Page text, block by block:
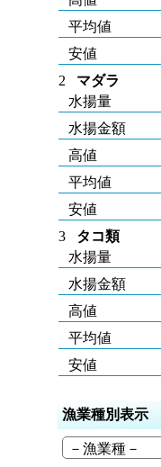
平均値
安値
2
マダラ
水揚量
水揚金額
高値
平均値
安値
3
タコ類
水揚量
水揚金額
高値
平均値
安値
漁業種別表示